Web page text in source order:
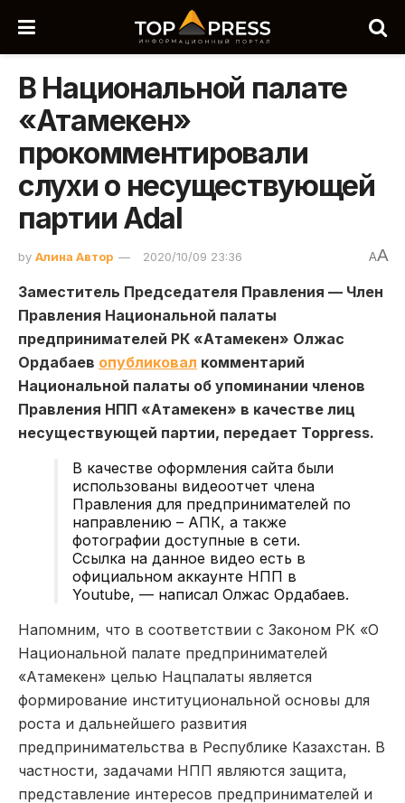
В Национальной палате
«Атамекен»
прокомментировали
слухи о несуществующей
партии Adal
by Алина Автор 2020/10/09 23:36 AA
Заместитель Председателя Правления — Член
Правления Национальной палаты
предпринимателей РК «Атамекен» Олжас
Ордабаев опубликовал комментарий
Национальной палаты об упоминании членов
Правления НПП «Атамекен» в качестве лиц
несуществующей партии, передает Toppress.
В качестве оформления сайта были
использованы видеоотчет члена
Правления для предпринимателей по
направлению – АПК, а также
фотографии доступные в сети.
Ссылка на данное видео есть в
официальном аккаунте НПП в
Youtube, — написал Олжас Ордабаев.
Напомним, что в соответствии с Законом РК «О
Национальной палате предпринимателей
«Атамекен» целью Нацпалаты является
формирование институциональной основы для
роста и дальнейшего развития
предпринимательства в Республике Казахстан. В
частности, задачами НПП являются защита,
представление интересов предпринимателей и